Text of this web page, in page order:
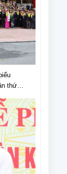
thứ